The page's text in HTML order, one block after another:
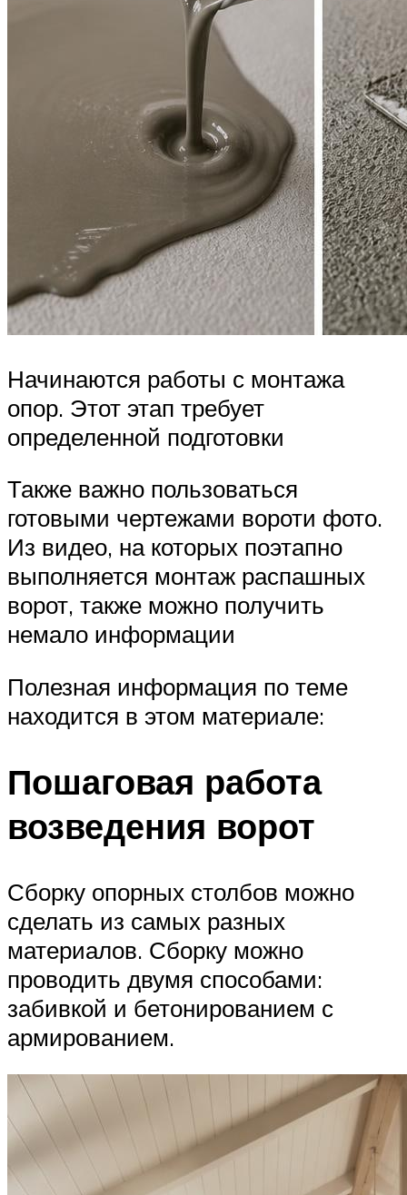
Начинаются работы с монтажа
опор. Этот этап требует
определенной подготовки
Также важно пользоваться
готовыми чертежами вороти фото.
Из видео, на которых поэтапно
выполняется монтаж распашных
ворот, также можно получить
немало информации
Полезная информация по теме
находится в этом материале:
Пошаговая работа
возведения ворот
Сборку опорных столбов можно
сделать из самых разных
материалов. Сборку можно
проводить двумя способами:
забивкой и бетонированием с
армированием.